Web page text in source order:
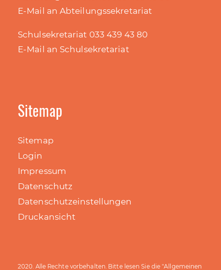
E-Mail an Abteilungssekretariat
Schulsekretariat 033 439 43 80
E-Mail an Schulsekretariat
Sitemap
Sitemap
Login
Impressum
Datenschutz
Datenschutzeinstellungen
Druckansicht
2020. Alle Rechte vorbehalten. Bitte lesen Sie die "Allgemeinen